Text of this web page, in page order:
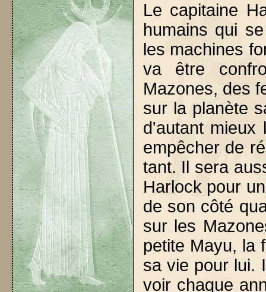
Le capitaine
humains qui
les machines
va être
Mazones, des
sur la planète
d'autant mieux
empêcher de
tant. Il sera
Harlock pour
de son côté
sur les
petite Mayu, la
sa vie pour lui.
voir chaque